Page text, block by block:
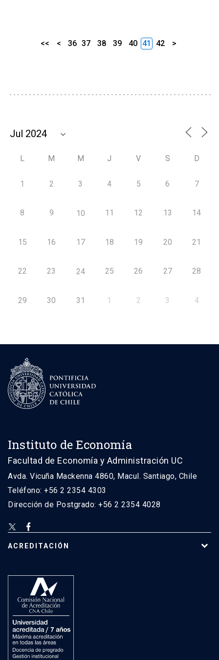
<< < 36 37 38 39 40 41 42 >
L M M J V S D
1 2 3 4 5 6 7
8 9 10 11 12 13 14
15 16 17 18 19 20 21
22 23 24 25 26 27 28
29 30 31 1 2 3 4
Instituto de Economía
Facultad de Economía y Administración UC
Avda. Vicuña Mackenna 4860, Macul. Santiago, Chile
Teléfono: +56 2 2354 4303
Dirección de Postgrado: +56 2 2354 4028
ACREDITACIÓN